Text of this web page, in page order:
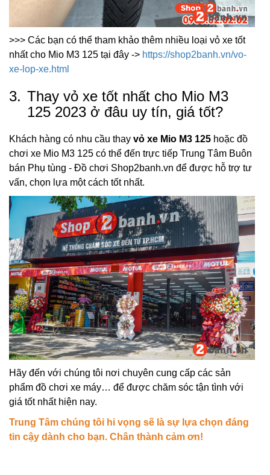
>>> Các bạn có thể tham khảo thêm nhiều loại vỏ xe tốt
nhất cho Mio M3 125 tại đây -> https://shop2banh.vn/vo-
xe-lop-xe.html
3. Thay vỏ xe tốt nhất cho Mio M3
125 2023 ở đâu uy tín, giá tốt?
Khách hàng có nhu cầu thay vỏ xe Mio M3 125 hoặc đồ
chơi xe Mio M3 125 có thể đến trực tiếp Trung Tâm Buôn
bán Phụ tùng - Đồ chơi Shop2banh.vn để được hỗ trợ tư
vấn, chọn lựa một cách tốt nhất.
Hãy đến với chúng tôi nơi chuyên cung cấp các sản
phẩm đồ chơi xe máy… để được chăm sóc tận tình với
giá tốt nhất hiện nay.
Trung Tâm chúng tôi hi vọng sẽ là sự lựa chọn đáng
tin cậy dành cho bạn. Chân thành cảm ơn!